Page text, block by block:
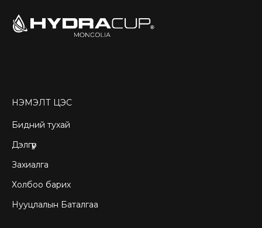
НЭМЭЛТ ЦЭС
Бидний тухай
Дэлгүүр
Захиалга
Холбоо барих
Нууцлалын Баталгаа